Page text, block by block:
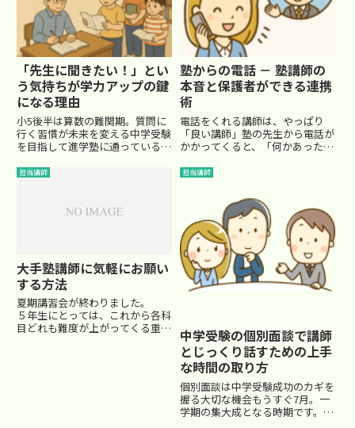
に沿って授業が...
「先生に聞きたい！」とい
う気持ちが学力アップの鍵
になる理由
小5後半は算数の難関期。質問に
行く習慣が未来を変える中学受験
を目指して進学塾に通っている小
大きな山場です。算数のカリキュ
ね。そんな中、明日大きなテス
塾からの電話 － 塾講師の
本音と保護者ができる連携
術
電話をくれる講師は、やっぱり
「良い講師」塾の先生から電話が
かかってくると、「何かあったの
んも多いかもしれません。です
ある“サイン”かもしれません。正
直に申し上げて、わざわざ電話を
く...
担当講師
大手塾講師に気軽にお願い
する方法
夏期講習会が終わりました。
５年生にとっては、これから各科
目どれも難度が上がってくる重要
担当講師
中学受験の個別面談で講師
とじっくり話すための上手
な時間の取り方
個別面談は中学受験成功のカギを
握る大切な機会もうすぐ7月。一
学期の集大成となる時期です。多